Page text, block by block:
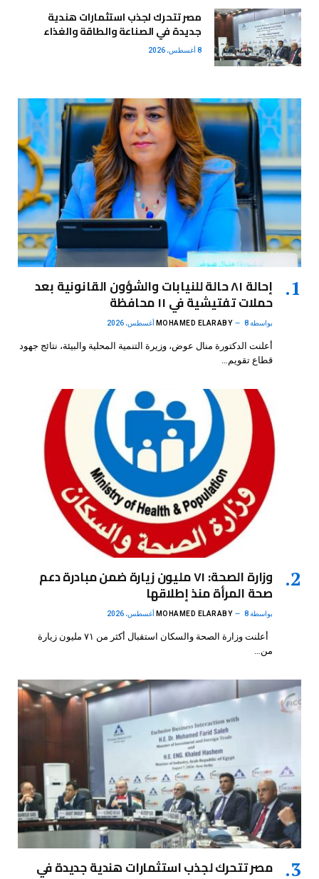
مصر تتحرك لجذب استثمارات هندية
جديدة في الصناعة والطاقة والغذاء
8 أغسطس، 2026
إحالة ٨١ حالة للنيابات والشؤون القانونية بعد
حملات تفتيشية في ١١ محافظة
بواسطة MOHAMED ELARABY 8 أغسطس، 2026
أعلنت الدكتورة منال عوض، وزيرة التنمية المحلية والبيئة، نتائج جهود
قطاع تقويم…
وزارة الصحة: ٧١ مليون زيارة ضمن مبادرة دعم
صحة المرأة منذ إطلاقها
بواسطة MOHAMED ELARABY 8 أغسطس، 2026
أعلنت وزارة الصحة والسكان استقبال أكثر من ٧١ مليون زيارة
من…
مصر تتحرك لجذب استثمارات هندية جديدة في